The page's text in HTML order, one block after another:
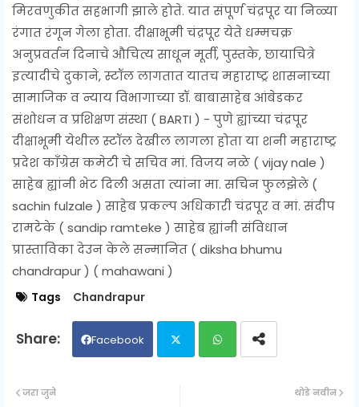
मिरवणुकीत सहभागी झाले होते. यात संपूर्ण चंद्रपूर या निळ्या
रंगात रंगून गेला होता. दीक्षाभूमी चंद्रपूर येते धम्मचक्र
अनुप्रवर्तन दिनाचे औचित्य साधून मूर्ती, पुस्तके, छायाचित्रे
इत्यादीचे दुकाने,स्टॉललागतात यातचमहाराष्ट्र शासनाच्या
सामाजिक व न्याय विभागाच्या डॉ. बाबासाहेब आंबेडकर
संशोधन व प्रशिक्षण संस्था ( BARTI ) - पुणे ह्यांच्या चंद्रपूर
दीक्षाभूमी येथील स्टॉल देखील लागला होता या शनीमहाराष्ट्र
प्रदेश काँग्रेस कमेटी चे सचिव मां. विजय नळे ( vijay nale )
साहेब ह्यांनी भेट दिली असतात्यांना मा. सचिन फुलझेले (
sachin fulzale ) साहेब प्रकल्प अधिकारी चंद्रपूर व मां. संदीप
रामटेके ( sandip ramteke ) साहेब ह्यांनी संविधान
प्रास्ताविका देउन केले सन्मानित ( diksha bhumu
chandrapur ) ( mahawani )
Tags Chandrapur
Facebook
थोडे नवीन
जरा जुने